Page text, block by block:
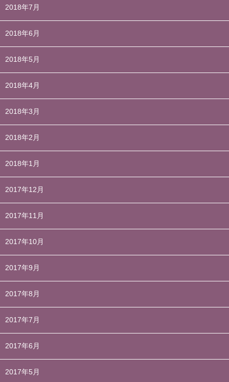
2018年7月
2018年6月
2018年5月
2018年4月
2018年3月
2018年2月
2018年1月
2017年12月
2017年11月
2017年10月
2017年9月
2017年8月
2017年7月
2017年6月
2017年5月